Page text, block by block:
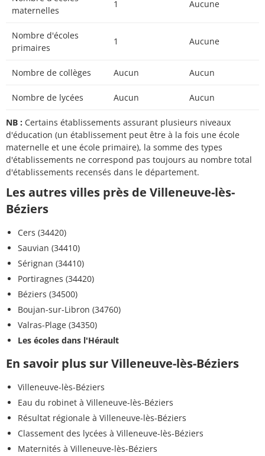
maternelles
1 Aucune
Nombre d'écoles
primaires
1 Aucune
Nombre de collèges Aucun Aucun
Nombre de lycées Aucun Aucun
NB : Certains établissements assurant plusieurs niveaux
d'éducation (un établissement peut être à la fois une école
maternelle et une école primaire), la somme des types
d'établissements ne correspond pas toujours au nombre total
d'établissements recensés dans le département.
Les autres villes près de Villeneuve-lès-
Béziers
Cers (34420)
Sauvian (34410)
Sérignan (34410)
Portiragnes (34420)
Béziers (34500)
Boujan-sur-Libron (34760)
Valras-Plage (34350)
Les écoles dans l'Hérault
En savoir plus sur Villeneuve-lès-Béziers
Villeneuve-lès-Béziers
Eau du robinet à Villeneuve-lès-Béziers
Résultat régionale à Villeneuve-lès-Béziers
Classement des lycées à Villeneuve-lès-Béziers
Maternités à Villeneuve-lès-Béziers